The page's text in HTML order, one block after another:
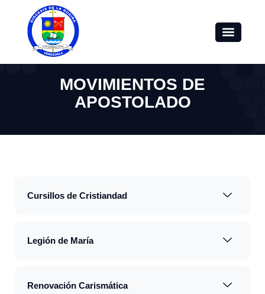
MOVIMIENTOS DE
APOSTOLADO
Cursillos de Cristiandad
Legión de María
Renovación Carismática